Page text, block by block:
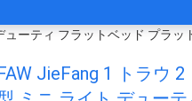
ーティ フラットベッド プラッ
JieFang 1 トラウ 2